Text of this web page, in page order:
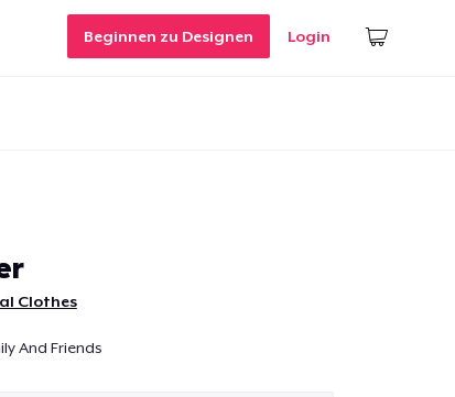
Beginnen zu Designen Login
Clothes
And Friends